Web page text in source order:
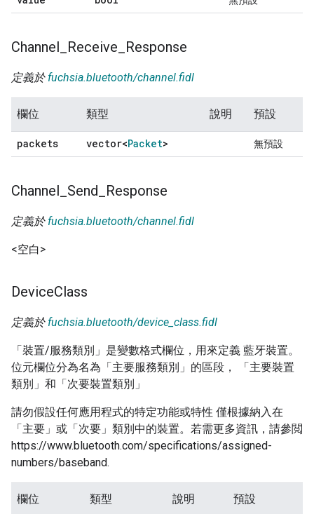
Channel Receive Response
定義於 fuchsia.bluetooth/channel.fidl
欄位 類型 說明 預設
packets vector<Packet> 無預設
Channel Send Response
定義於 fuchsia.bluetooth/channel.fidl
<空白>
DeviceClass
定義於 fuchsia.bluetooth/device_class.fidl
「裝置/服務類別」是變數格式欄位，用來定義 藍牙裝置。
位元欄位分為名為「主要服務類別」的區段， 「主要裝置
類別」和「次要裝置類別」
請勿假設任何應用程式的特定功能或特性 僅根據納入在
「主要」或「次要」類別中的裝置。若需更多資訊，請參閲
https://www.bluetooth.com/specifications/assigned-
numbers/baseband.
欄位 類型 說明 預設